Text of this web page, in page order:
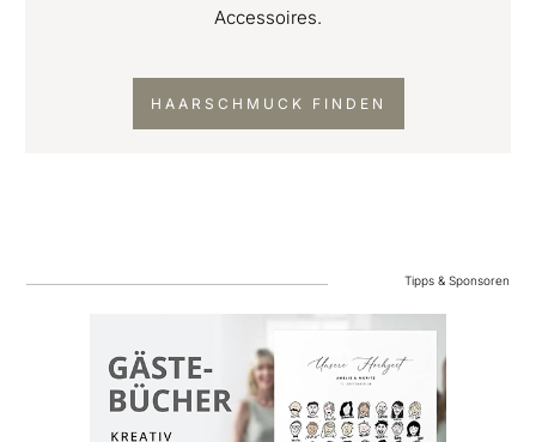
Accessoires.
HAARSCHMUCK FINDEN
Tipps & Sponsoren